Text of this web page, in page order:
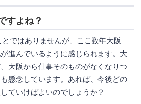
すよね？
ではありませんが、ここ数年大阪
が進んでいるように感じられます。大
大阪から仕事そのものがなくなりつ
懸念しています。あれば、今後どの
ていけばよいのでしょうか？